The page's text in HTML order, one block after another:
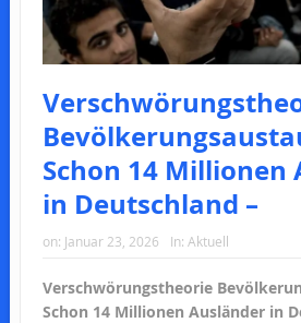
Schon 14 Millionen
in Deutschland –
on: Januar 23, 2026 In: Aktuell
Verschwörungstheorie
Schon 14 Millionen Ausländer in